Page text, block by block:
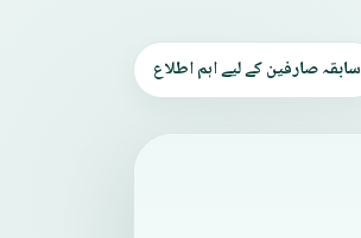
سابقہ صارفین کے لیے اہم اطلاع